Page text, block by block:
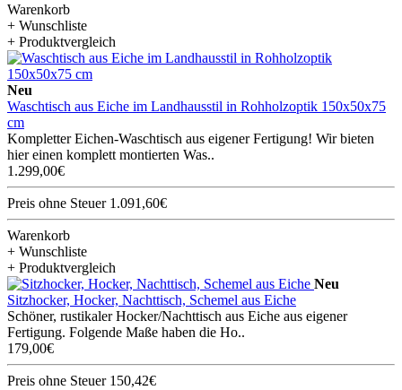
Warenkorb
+ Wunschliste
+ Produktvergleich
Neu
Waschtisch aus Eiche im Landhausstil in Rohholzoptik 150x50x75
cm
Kompletter Eichen-Waschtisch aus eigener Fertigung! Wir bieten
hier einen komplett montierten Was..
1.299,00€
Preis ohne Steuer 1.091,60€
Warenkorb
+ Wunschliste
+ Produktvergleich
Neu
Sitzhocker, Hocker, Nachttisch, Schemel aus Eiche
Schöner, rustikaler Hocker/Nachttisch aus Eiche aus eigener
Fertigung. Folgende Maße haben die Ho..
179,00€
Preis ohne Steuer 150,42€